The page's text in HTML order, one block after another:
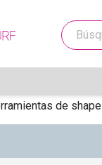
de shape